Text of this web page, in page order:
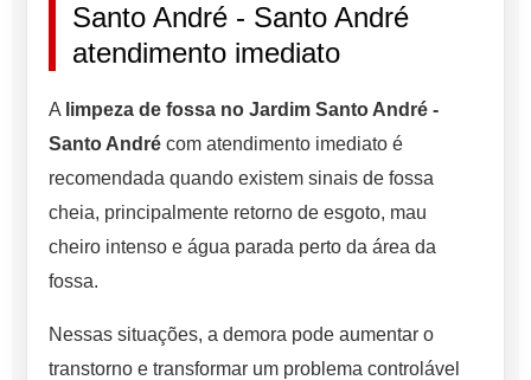
Santo André - Santo André
atendimento imediato
A limpeza de fossa no Jardim Santo André -
Santo André com atendimento imediato é
recomendada quando existem sinais de fossa
cheia, principalmente retorno de esgoto, mau
cheiro intenso e água parada perto da área da
fossa.
Nessas situações, a demora pode aumentar o
transtorno e transformar um problema controlável